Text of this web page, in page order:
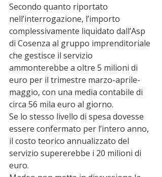
Secondo quanto riportato
nell’interrogazione, l’importo
complessivamente liquidato dall’Asp
di Cosenza al gruppo imprenditoriale
che gestisce il servizio
ammonterebbe a oltre 5 milioni di
euro per il trimestre marzo-aprile-
maggio, con una media contabile di
circa 56 mila euro al giorno.
Se lo stesso livello di spesa dovesse
essere confermato per l’intero anno,
il costo teorico annualizzato del
servizio supererebbe i 20 milioni di
euro.